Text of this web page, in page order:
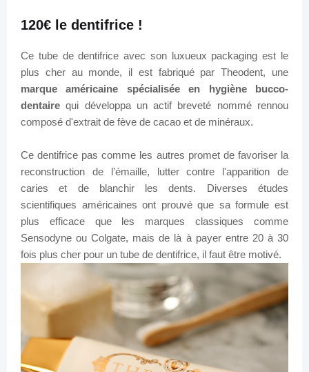
120€ le dentifrice !
Ce tube de dentifrice avec son luxueux packaging est le
plus cher au monde, il est fabriqué par Theodent, une
marque américaine spécialisée en hygiène bucco-
dentaire qui développa un actif breveté nommé rennou
composé d'extrait de fève de cacao et de minéraux.
Ce dentifrice pas comme les autres promet de favoriser la
reconstruction de l’émaille, lutter contre l'apparition de
caries et de blanchir les dents. Diverses études
scientifiques américaines ont prouvé que sa formule est
plus efficace que les marques classiques comme
Sensodyne ou Colgate, mais de là à payer entre 20 à 30
fois plus cher pour un tube de dentifrice, il faut être motivé.